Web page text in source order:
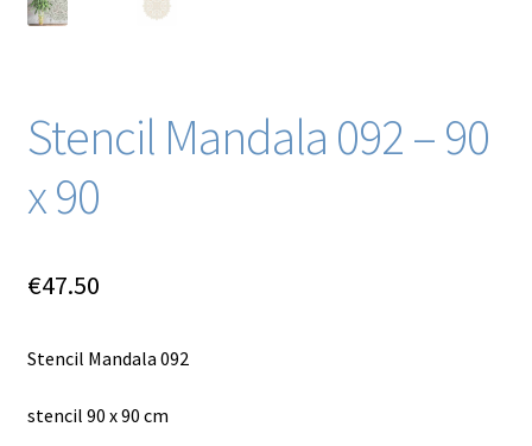
Stencil Mandala 092 – 90
x 90
€47.50
Stencil Mandala 092
stencil 90 x 90 cm